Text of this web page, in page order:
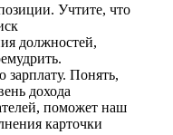
Учтите, что
должностей,
зарплату. Понять,
дохода
поможет наш
карточки